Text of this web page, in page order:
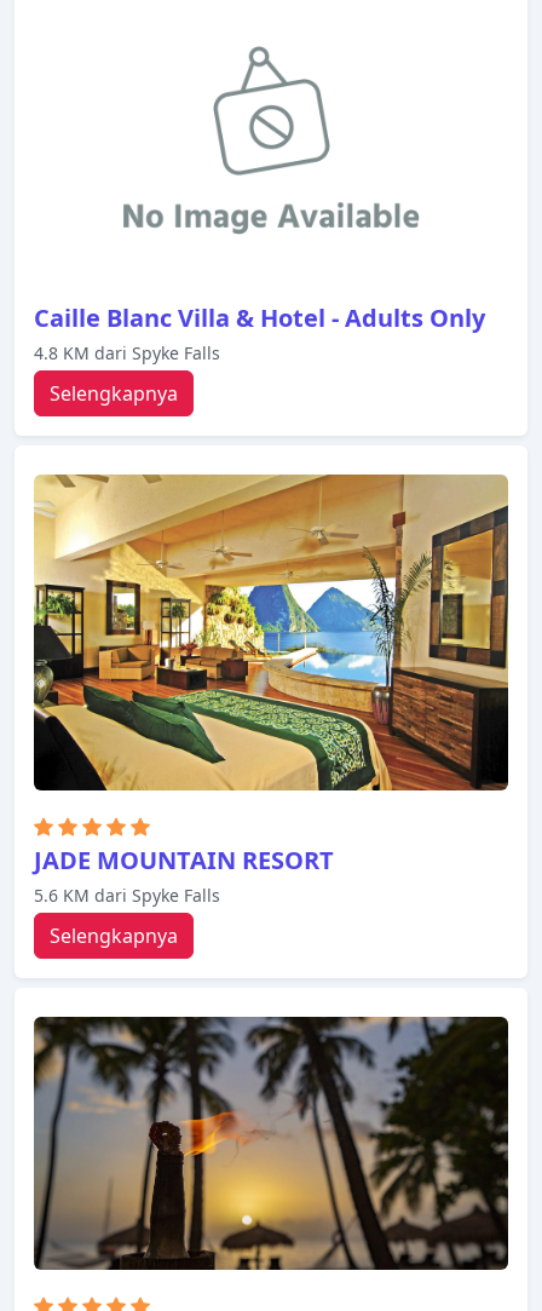
Caille Blanc Villa & Hotel - Adults Only
4.8 KM dari Spyke Falls
Selengkapnya
JADE MOUNTAIN RESORT
5.6 KM dari Spyke Falls
Selengkapnya